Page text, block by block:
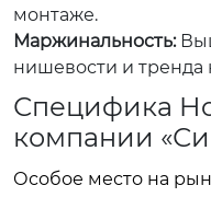
монтаже.
Маржинальность:
нишевости и тренда
Специфика
компании
Особое место на